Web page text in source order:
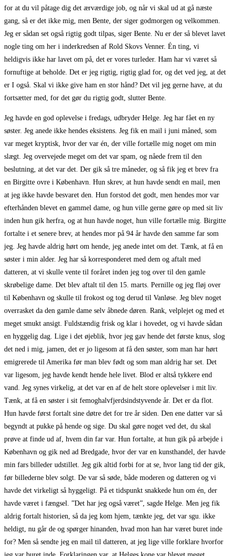
for at du vil påtage dig det ærværdige job, og når vi skal ud at gå næste
gang, så er det ikke mig, men Bente, der siger godmorgen og velkommen.
Jeg er sådan set også rigtig godt tilpas, siger Bente. Nu er der så blevet lavet
nogle ting om her i inderkredsen af Rold Skovs Venner. Én ting, vi
heldigvis ikke har lavet om på, det er vores turleder. Ham har vi været så
fornuftige at beholde. Det er jeg rigtig, rigtig glad for, og det ved jeg, at det
er I også. Skal vi ikke give ham en stor hånd? Det vil jeg gerne have, at du
fortsætter med, for det gør du rigtig godt, slutter Bente.
Jeg havde en god oplevelse i fredags, udbryder Helge. Jeg har fået en ny
søster. Jeg anede ikke hendes eksistens. Jeg fik en mail i juni måned, som
var meget kryptisk, hvor der var én, der ville fortælle mig noget om min
slægt. Jeg overvejede meget om det var spam, og nåede frem til den
beslutning, at det var det. Der gik så tre måneder, og så fik jeg et brev fra
en Birgitte ovre i København. Hun skrev, at hun havde sendt en mail, men
at jeg ikke havde besvaret den. Hun forstod det godt, men hendes mor var
efterhånden blevet en gammel dame, og hun ville gerne gøre op med sit liv
inden hun gik herfra, og at hun havde noget, hun ville fortælle mig. Birgitte
fortalte i et senere brev, at hendes mor på 94 år havde den samme far som
jeg. Jeg havde aldrig hørt om hende, jeg anede intet om det. Tænk, at få en
søster i min alder. Jeg har så korresponderet med dem og aftalt med
datteren, at vi skulle vente til foråret inden jeg tog over til den gamle
skrøbelige dame. Det blev aftalt til den 15. marts. Pernille og jeg fløj over
til København og skulle til frokost og tog derud til Vanløse. Jeg blev noget
overrasket da den gamle dame selv åbnede døren. Rank, velplejet og med et
meget smukt ansigt. Fuldstændig frisk og klar i hovedet, og vi havde sådan
en hyggelig dag. Lige i det øjeblik, hvor jeg gav hende det første knus, slog
det ned i mig, jamen, det er jo ligesom at få den søster, som man har hørt
emigrerede til Amerika før man blev født og som man aldrig har set. Det
var ligesom, jeg havde kendt hende hele livet. Blod er altså tykkere end
vand. Jeg synes virkelig, at det var en af de helt store oplevelser i mit liv.
Tænk, at få en søster i sit femoghalvfjerdsindstyvende år. Det er da flot.
Hun havde først fortalt sine døtre det for tre år siden. Den ene datter var så
begyndt at pukke på hende og sige. Du skal gøre noget ved det, du skal
prøve at finde ud af, hvem din far var. Hun fortalte, at hun gik på arbejde i
København og gik ned ad Bredgade, hvor der var en kunsthandel, der havde
min fars billeder udstillet. Jeg gik altid forbi for at se, hvor lang tid der gik,
før billederne blev solgt. De var så søde, både moderen og datteren og vi
havde det virkeligt så hyggeligt. På et tidspunkt snakkede hun om én, der
havde været i fængsel. ”Det har jeg også været”, sagde Helge. Men jeg fik
aldrig fortalt historien, så da jeg kom hjem, tænkte jeg, det var sgu. ikke
heldigt, nu går de og spørger hinanden, hvad mon han har været buret inde
for? Men så sendte jeg en mail til datteren, at jeg lige ville forklare hvorfor